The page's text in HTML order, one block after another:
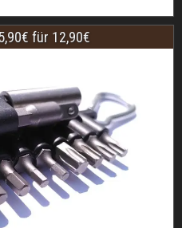
für 12,90€